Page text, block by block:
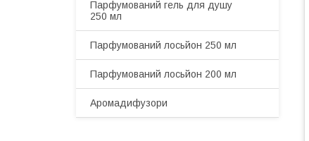
Парфумований гель для душу
250 мл
Парфумований лосьйон 250 мл
Парфумований лосьйон 200 мл
Аромадифузори